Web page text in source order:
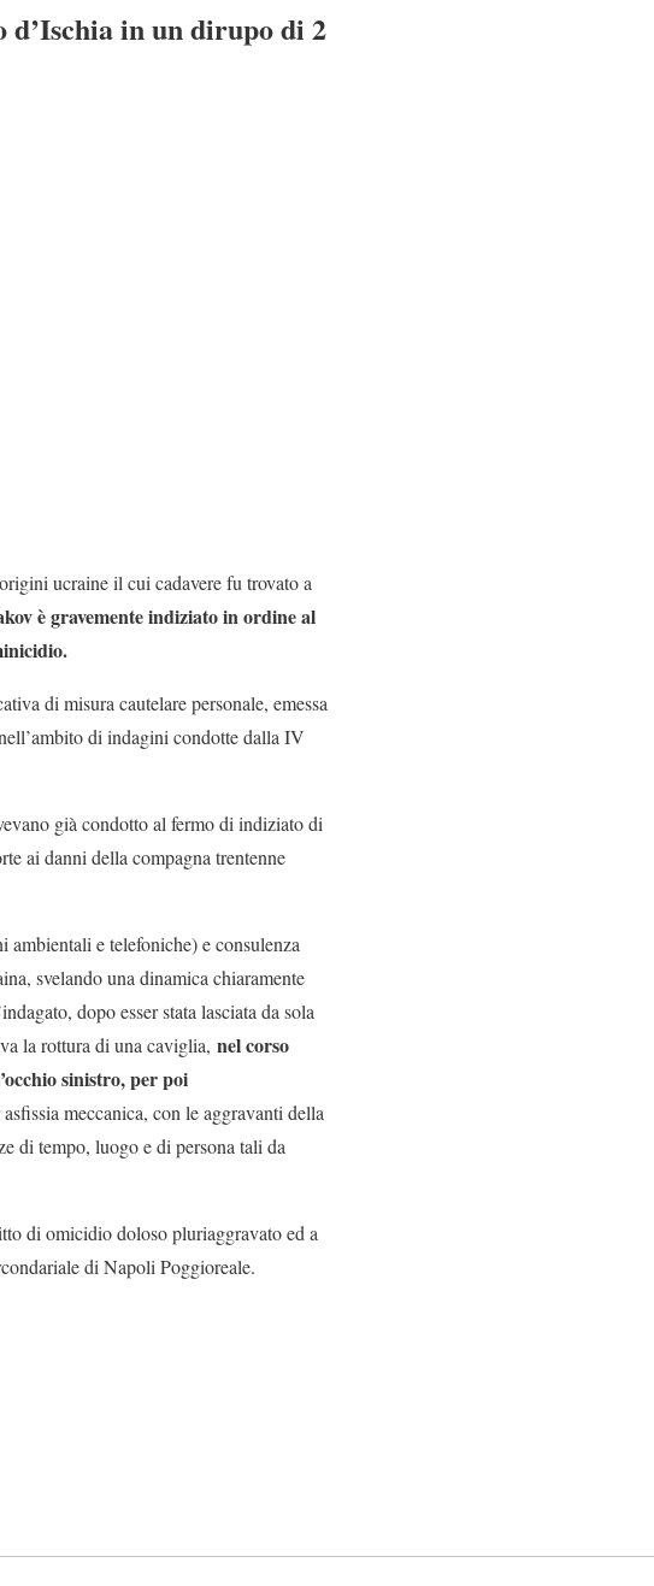
in un dirupo di 2
ucraine il cui cadavere fu trovato a
è gravemente indiziato in ordine al
di misura cautelare personale, emessa
di indagini condotte dalla IV
già condotto al fermo di indiziato di
ai danni della compagna trentenne
e telefoniche) e consulenza
svelando una dinamica chiaramente
dopo esser stata lasciata da sola
la rottura di una caviglia, nel corso
sinistro, per poi
meccanica, con le aggravanti della
di tempo, luogo e di persona tali da
di omicidio doloso pluriaggravato ed a
di Napoli Poggioreale.